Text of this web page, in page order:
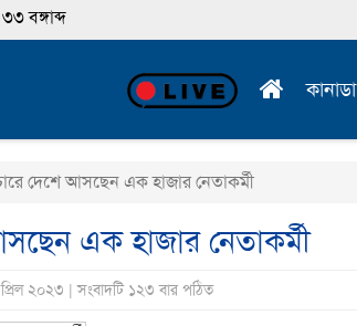
বঙ্গাব্দ
কানাডা
দে‌শে আস‌ছেন এক হাজার নেতাকর্মী
এক হাজার নেতাকর্মী
২০২৩ | সংবাদটি ১২৩ বার পঠিত